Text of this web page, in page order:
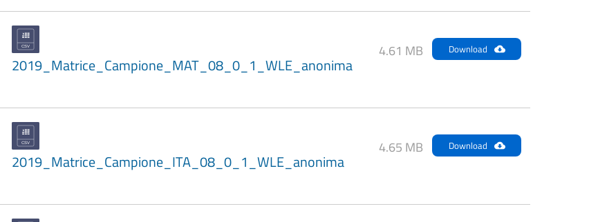
2019_Matrice_Campione_MAT_08_0_1_WLE_anonima
4.61 MB Download
2019_Matrice_Campione_ITA_08_0_1_WLE_anonima
4.65 MB Download